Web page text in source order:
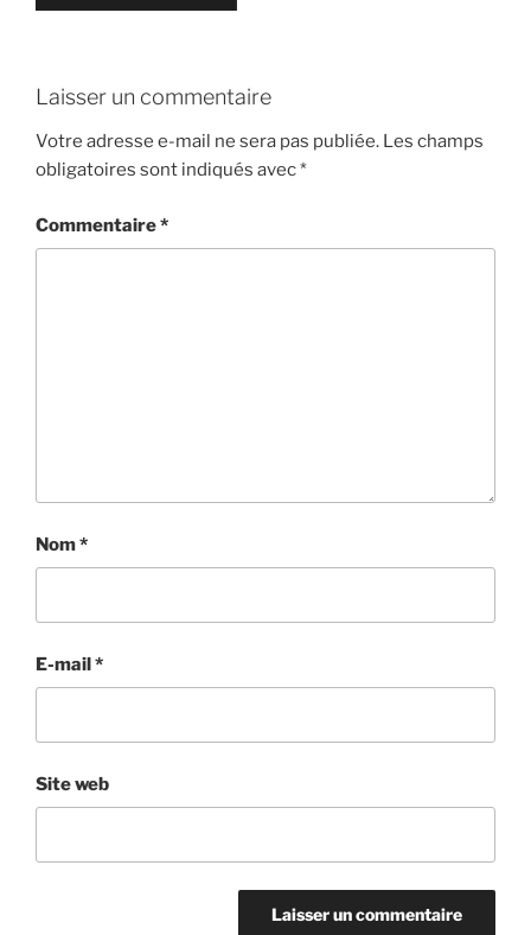
Laisser un commentaire
Votre adresse e-mail ne sera pas publiée. Les champs
obligatoires sont indiqués avec*
Commentaire*
Nom*
E-mail*
Site web